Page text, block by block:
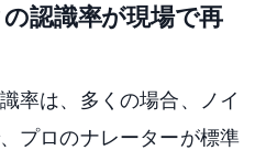
認識率が現場で再
率は、多くの場合、ノイ
プロのナレーターが標準